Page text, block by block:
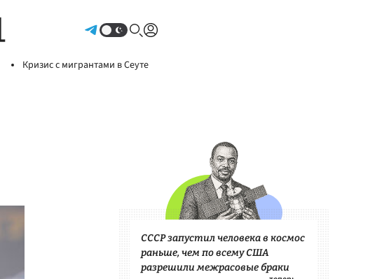
Кризис с мигрантами в Сеуте
СССР запустил человека в космос
раньше, чем по всему США
разрешили межрасовые браки